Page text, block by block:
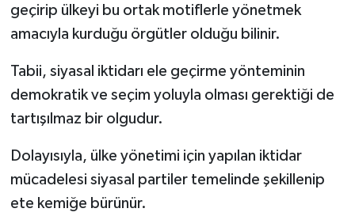
geçirip ülkeyi bu ortak motiflerle yönetmek
amacıyla kurduğu örgütler olduğu bilinir.
Tabii, siyasal iktidarı ele geçirme yönteminin
demokratik ve seçim yoluyla olması gerektiği de
tartışılmaz bir olgudur.
Dolayısıyla, ülke yönetimi için yapılan iktidar
mücadelesi siyasal partiler temelinde şekillenip
ete kemiğe bürünür.